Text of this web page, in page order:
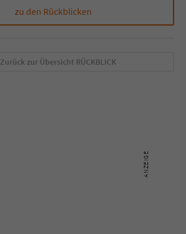
zu den Rückblicken
Zurück zur Übersicht RÜCKBLICK